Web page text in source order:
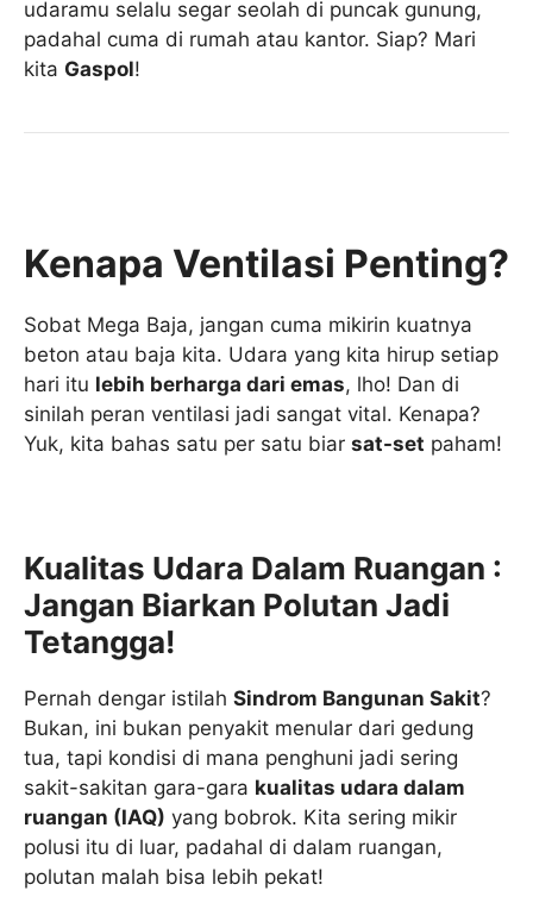
udaramu selalu segar seolah di puncak gunung,
padahal cuma di rumah atau kantor. Siap? Mari
kita Gaspol!
Kenapa Ventilasi Penting?
Sobat Mega Baja, jangan cuma mikirin kuatnya
beton atau baja kita. Udara yang kita hirup setiap
hari itu lebih berharga dari emas, lho! Dan di
sinilah peran ventilasi jadi sangat vital. Kenapa?
Yuk, kita bahas satu per satu biar sat-set paham!
Kualitas Udara Dalam Ruangan :
Jangan Biarkan Polutan Jadi
Tetangga!
Pernah dengar istilah Sindrom Bangunan Sakit?
Bukan, ini bukan penyakit menular dari gedung
tua, tapi kondisi di mana penghuni jadi sering
sakit-sakitan gara-gara kualitas udara dalam
ruangan (IAQ) yang bobrok. Kita sering mikir
polusi itu di luar, padahal di dalam ruangan,
polutan malah bisa lebih pekat!